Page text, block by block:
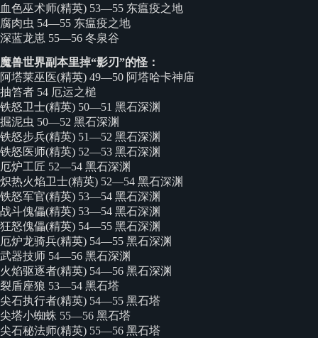
血色巫术师(精英) 53—55 东瘟疫之地
腐肉虫 54—55 东瘟疫之地
深蓝龙崽 55—56 冬泉谷
魔兽世界副本里掉“影刃”的怪：
阿塔莱巫医(精英) 49—50 阿塔哈卡神庙
抽笞者 54 厄运之槌
铁怒卫士(精英) 50—51 黑石深渊
掘泥虫 50—52 黑石深渊
铁怒步兵(精英) 51—52 黑石深渊
铁怒医师(精英) 52—53 黑石深渊
厄炉工匠 52—54 黑石深渊
炽热火焰卫士(精英) 52—54 黑石深渊
铁怒军官(精英) 53—54 黑石深渊
战斗傀儡(精英) 53—54 黑石深渊
狂怒傀儡(精英) 54—55 黑石深渊
厄炉龙骑兵(精英) 54—55 黑石深渊
武器技师 54—56 黑石深渊
火焰驱逐者(精英) 54—56 黑石深渊
裂盾座狼 53—54 黑石塔
尖石执行者(精英) 54—55 黑石塔
尖塔小蜘蛛 55—56 黑石塔
尖石秘法师(精英) 55—56 黑石塔